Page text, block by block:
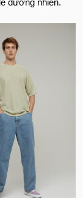
đương nhiên.